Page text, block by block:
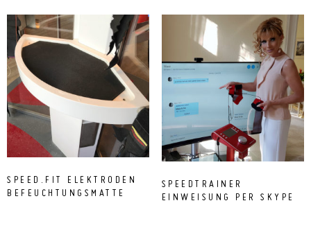
SPEED.FIT ELEKTRODEN
BEFEUCHTUNGSMATTE
SPEEDTRAINER
EINWEISUNG PER SKYPE